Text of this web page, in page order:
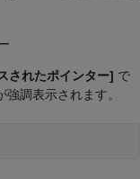
されたポインター] で
調表示されます。